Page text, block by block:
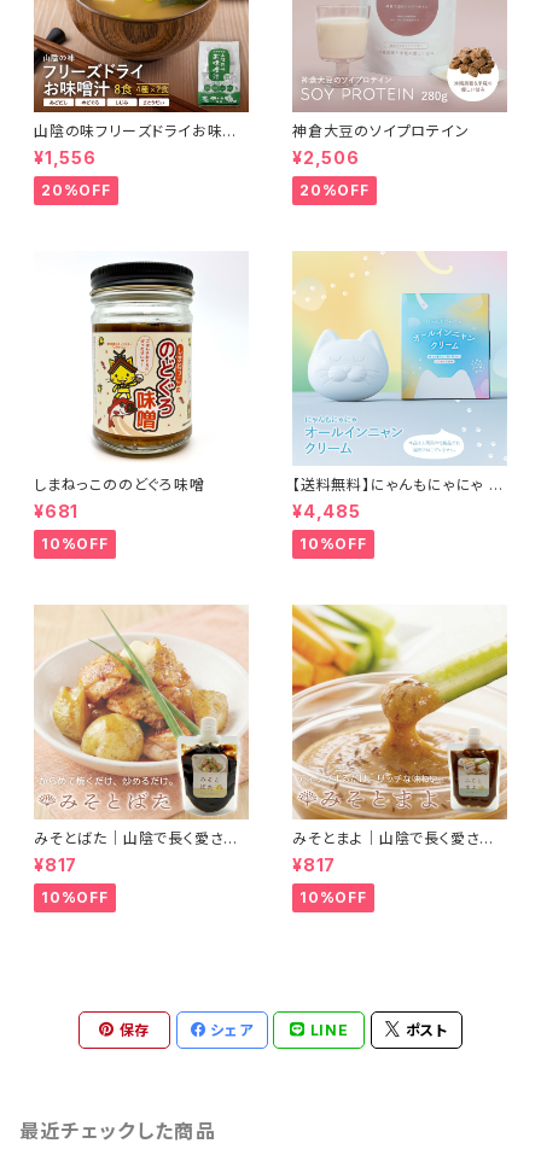
山陰の味フリーズドライお味噌
汁
¥1,556
20%OFF
神倉大豆のソイプロテイン
¥2,506
20%OFF
しまねっこののどぐろ味噌
¥681
10%OFF
【送料無料】にゃんもにゃにゃ オ
ールインニャンクリーム50g (人
間用基礎化粧品) 猫との暮らし
に寄り添ったこだわりの成分 自
然由来のオールインワンクリー
¥4,485
10%OFF
みそとばた｜山陰で長く愛され
続けている錦味噌とバターで料
理に便利なみそバターができま
した
¥817
10%OFF
みそとまよ｜山陰で長く愛され
続けている錦味噌とマヨネーズ
で、ディップするだけで濃厚リッ
チな味わいになるみそマヨがで
きました
¥817
10%OFF
保存 シェア LINE ポスト
最近チェックした商品